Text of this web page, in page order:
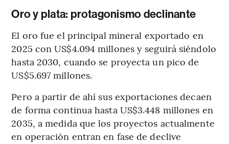
Oro y plata: protagonismo declinante
El oro fue el principal mineral exportado en
2025 con US$4.094 millones y seguirá siéndolo
hasta 2030, cuando se proyecta un pico de
US$5.697 millones.
Pero a partir de ahí sus exportaciones decaen
de forma continua hasta US$3.448 millones en
2035, a medida que los proyectos actualmente
en operación entran en fase de declive